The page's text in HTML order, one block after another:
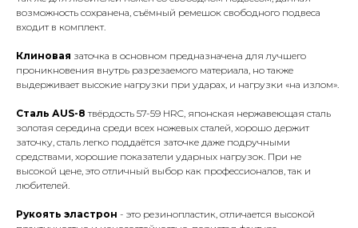
возможность сохранена, съёмный ремешок свободного подвеса
входит в комплект.
Клиновая заточка в основном предназначена для лучшего
проникновения внутрь разрезаемого материала, но также
выдерживает высокие нагрузки при ударах, и нагрузки «на излом».
Сталь АUS-8 твёрдость 57-59 HRC, японская нержавеющая сталь
золотая середина среди всех ножевых сталей, хорошо держит
заточку, сталь легко поддаётся заточке даже подручными
средствами, хорошие показатели ударных нагрузок. При не
высокой цене, это отличный выбор как профессионалов, так и
любителей.
Рукоять эластрон - это резинопластик, отличается высокой